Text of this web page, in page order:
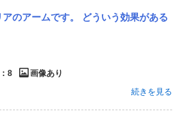
のアームです。 どういう効果がある
8
画像あり
続きを見る